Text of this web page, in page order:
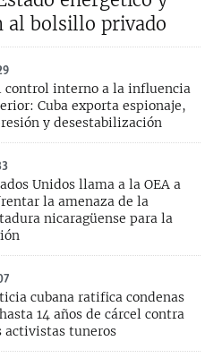
al bolsillo privado
control interno a la influencia
Cuba exporta espionaje,
y desestabilización
Unidos llama a la OEA a
la amenaza de la
nicaragüense para la
cubana ratifica condenas
14 años de cárcel contra
activistas tuneros